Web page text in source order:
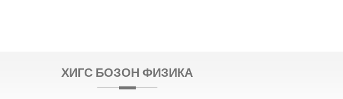
ХИГС БОЗОН ФИЗИКА